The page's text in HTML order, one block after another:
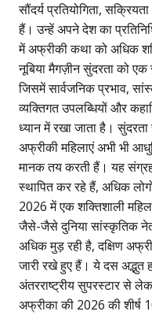
सौंदर्य प्रतियोगिता,
हैं। उन्हें अपने देश का
में अफ्रीकी कथा को अधिक
नूबिया मैगज़ीन सुंदरता को
जिसमें सार्वजनिक प्रभाव,
व्यक्तिगत उपलब्धियों और
ध्यान में रखा जाता है।
अफ्रीकी महिलाएं अभी भी
मानक तय करती हैं। यह
स्थापित कर रहे हैं, अधिक
2026 में एक शक्तिशाली
जैसे-जैसे दुनिया सांस्कृतिक
अधिक मुड़ रही है, दक्षिण
जारी रखे हुए हैं। ये दस अद्भुत
अंतरराष्ट्रीय सुपरस्टार से
अफ्रीका की 2026 की